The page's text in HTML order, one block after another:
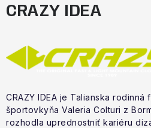
GOLDBERGH
OBUV
CRAZY IDEA
CRAZY IDEA je Talianska rodinná
športovkyňa Valeria Colturi z
rozhodla uprednostniť kariéru